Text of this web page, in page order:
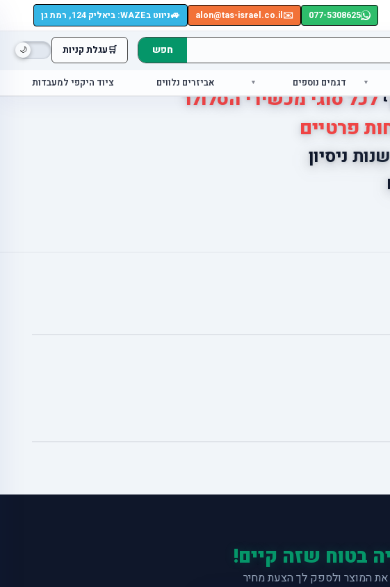
077-5308625
✉️
alon@tas-israel.co.il
🚙ניווט בWAZE: ביאליק 124, רמת גן
🛒עגלת קניות חפש
דגמים נוספים אביזרים נלווים ציוד היקפי למעבדות
לכל סוגי מכשירי הסלולר
פרטיים
בטוח שזה קיים!
המוצר ולספק לך הצעת מחיר